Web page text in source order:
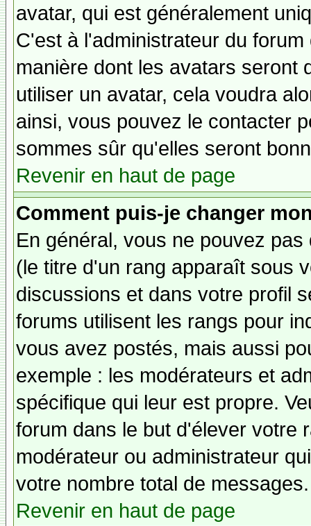
avatar, qui est généralement
C'est à l'administrateur du
manière dont les avatars seront
utiliser un avatar, cela voudra
ainsi, vous pouvez le contacter
sommes sûr qu'elles seront
Revenir en haut de page
Comment puis-je changer
En général, vous ne pouvez
(le titre d'un rang apparaît sous
discussions et dans votre profil
forums utilisent les rangs pour
vous avez postés, mais aussi
exemple : les modérateurs et
spécifique qui leur est propre.
forum dans le but d'élever votre
modérateur ou administrateur
votre nombre total de messages.
Revenir en haut de page